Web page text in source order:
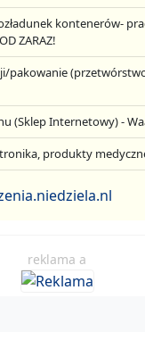
kontenerów-
ZARAZ!
pakowanie
(Sklep Internetowy) -
produkty
reklama a